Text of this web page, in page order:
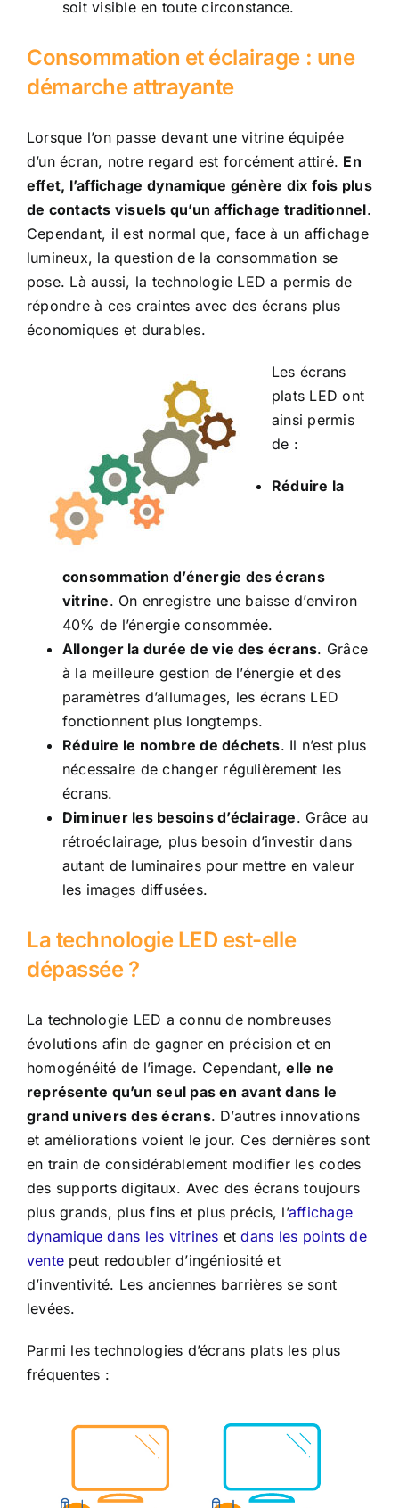
soit visible en toute circonstance.
Consommation et éclairage : une
démarche attrayante
Lorsque l’on passe devant une vitrine équipée
d’un écran, notre regard est forcément attiré. En
effet, l’affichage dynamique génère dix fois plus
de contacts visuels qu’un affichage traditionnel.
Cependant, il est normal que, face à un affichage
lumineux, la question de la consommation se
pose. Là aussi, la technologie LED a permis de
répondre à ces craintes avec des écrans plus
économiques et durables.
Les écrans
plats LED ont
ainsi permis
de :
Réduire la
consommation d’énergie des écrans
vitrine. On enregistre une baisse d’environ
40% de l’énergie consommée.
Allonger la durée de vie des écrans. Grâce
à la meilleure gestion de l’énergie et des
paramètres d’allumages, les écrans LED
fonctionnent plus longtemps.
Réduire le nombre de déchets. Il n’est plus
nécessaire de changer régulièrement les
écrans.
Diminuer les besoins d’éclairage. Grâce au
rétroéclairage, plus besoin d’investir dans
autant de luminaires pour mettre en valeur
les images diffusées.
La technologie LED est-elle
dépassée ?
La technologie LED a connu de nombreuses
évolutions afin de gagner en précision et en
homogénéité de l’image. Cependant,elle ne
représente qu’un seul pas en avant dans le
grand univers des écrans. D’autres innovations
et améliorations voient le jour. Ces dernières sont
en train de considérablement modifier les codes
des supports digitaux. Avec des écrans toujours
plus grands, plus fins et plus précis, l’affichage
dynamique dans les vitrines etdans les points de
vente peut redoubler d’ingéniosité et
d’inventivité. Les anciennes barrières se sont
levées.
Parmi les technologies d’écrans plats les plus
fréquentes :